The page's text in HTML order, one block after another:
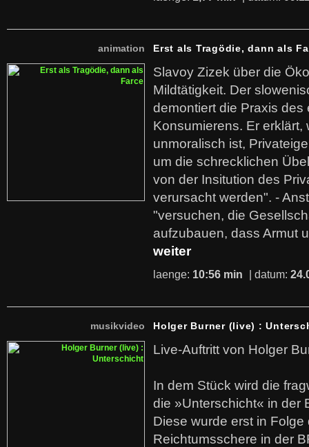
animation Erst als Tragödie, dann als
Slavoy Zizek über die
Mildtätigkeit. Der
demontiert die Praxis des
Konsumierens. Er erklärt,
unmoralisch ist,
um die schrecklichen
von der Insitution des
verursacht werden". -
"versuchen, die
aufzubauen, dass Armut
weiter
laenge: 10:56 min | datum:
musikvideo Holger Burner (live) :
Live-Auftritt von Holger
In dem Stück wird die
die »Unterschicht« in der
Diese wurde erst in
Reichtumsschere in der